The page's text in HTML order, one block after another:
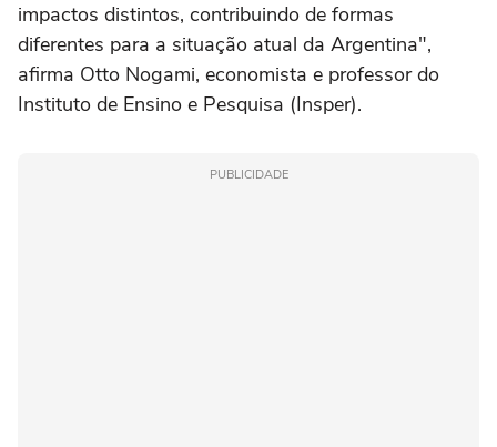
impactos distintos, contribuindo de formas
diferentes para a situação atual da Argentina",
afirma Otto Nogami, economista e professor do
Instituto de Ensino e Pesquisa (Insper).
PUBLICIDADE